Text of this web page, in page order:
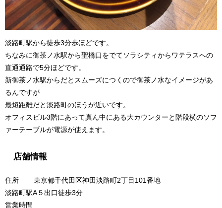
淡路町駅から徒歩3分歩ほどです。
ちなみに御茶ノ水駅から聖橋口をでてソラシティからワテラスへの
直通通路で5分ほどです。
新御茶ノ水駅からだとスムーズにつくので御茶ノ水なイメージがあ
るんですが
最短距離だと淡路町のほうが近いです。
オフィスビル3階にあって真ん中にある大カウンターと階段横のソフ
ァーテーブルが電源が使えます。
店舗情報
住所 東京都千代田区神田淡路町2丁目101番地
淡路町駅A５出口徒歩3分
営業時間